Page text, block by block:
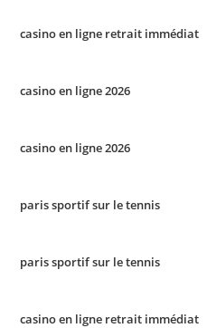
casino en ligne retrait immédiat
casino en ligne 2026
casino en ligne 2026
paris sportif sur le tennis
paris sportif sur le tennis
casino en ligne retrait immédiat